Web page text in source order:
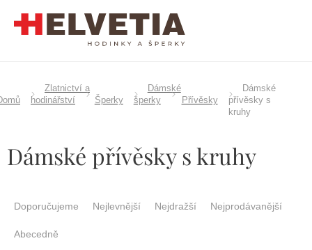
Zlatnictví a
hodinářství
Šperky
Dámské
šperky
Přívěsky
Dámské
přívěsky s
kruhy
Dámské přívěsky s kruhy
Doporučujeme Nejlevnější Nejdražší Nejprodávanější
Abecedně